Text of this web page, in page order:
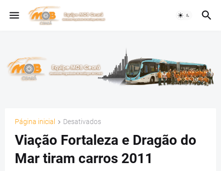
Página inicial Desativados
Viação Fortaleza e Dragão do
Mar tiram carros 2011